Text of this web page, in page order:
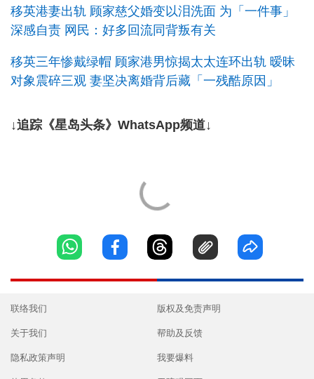
移英港妻出轨 顾家慈父婚变以泪洗面 为「一件事」
深感自责 网民：好多回流同背叛有关
移英三年惨戴绿帽 顾家港男惊揭太太连环出轨 暧昧
对象震碎三观 妻坚决离婚背后藏「一残酷原因」
↓追踪《星岛头条》WhatsApp频道↓
联络我们
关于我们
隐私政策声明
版权及免责声明
帮助及反馈
我要爆料